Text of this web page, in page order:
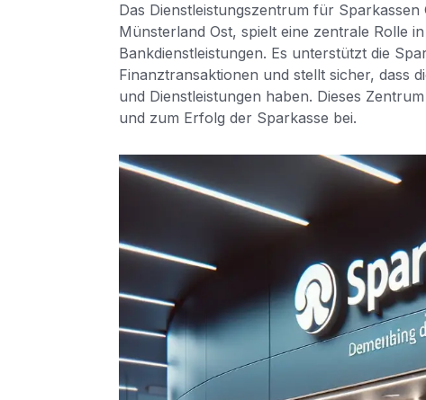
Das Dienstleistungszentrum für
Münsterland Ost, spielt eine zentrale Rolle
Bankdienstleistungen. Es unterstützt die
Finanztransaktionen und stellt sicher, dass
und Dienstleistungen haben. Dieses
und zum Erfolg der Sparkasse bei.